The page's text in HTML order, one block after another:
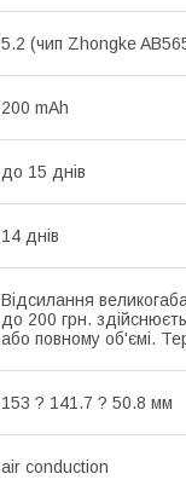
5.2 (чип Zhongke
200 mAh
до 15 днів
14 днів
Відсилання
до 200 грн.
або повному об'ємі.
153 ? 141.7 ? 50.8 мм
air conduction